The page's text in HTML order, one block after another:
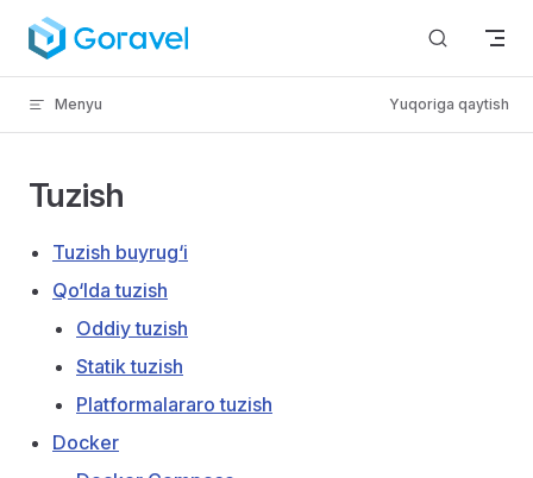
Kontentga o‘tish
Menyu Yuqoriga qaytish
Tuzish
Tuzish buyrug‘i
Qo‘lda tuzish
Oddiy tuzish
Statik tuzish
Platformalararo tuzish
Docker